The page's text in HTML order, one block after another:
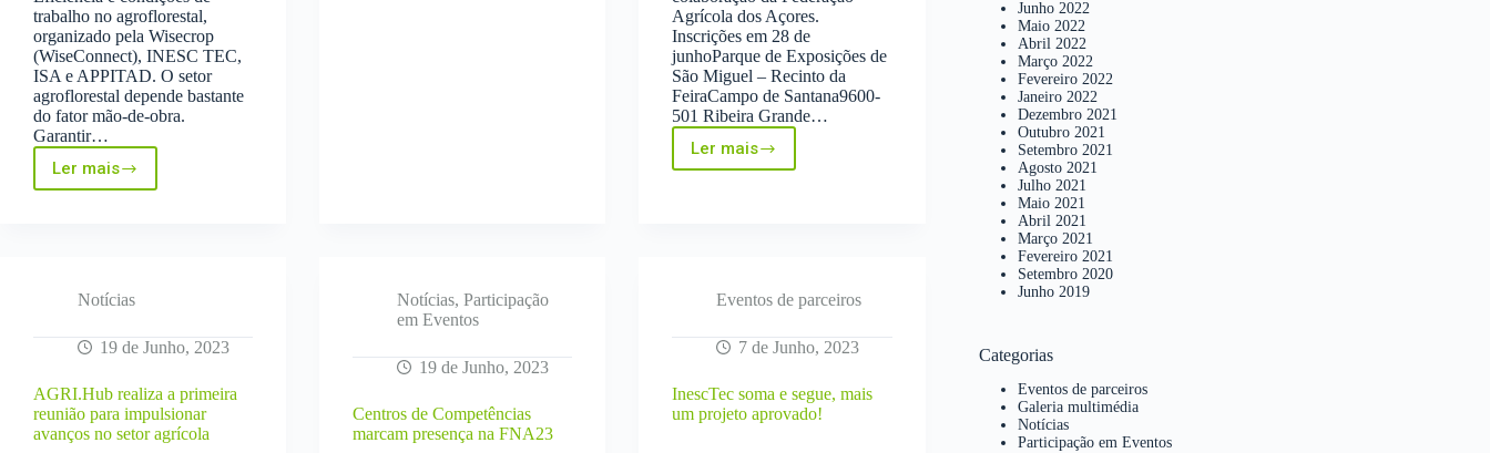
trabalho no agroflorestal,
organizado pela Wisecrop
(WiseConnect), INESC TEC,
ISA e APPITAD. O setor
agroflorestal depende bastante
do fator mão-de-obra.
Garantir…
Ler maisSeminário
AgWearCare
de
no
agroflorestal
Agrícola dos Açores.
Inscrições em 28 de
junhoParque de Exposições de
São Miguel – Recinto da
FeiraCampo de Santana9600-
501 Ribeira Grande…
Ler mais
A
Produção
e
de
Precisão
Notícias
19 de Junho, 2023
AGRI.Hub realiza a primeira
reunião para impulsionar
avanços no setor agrícola
Notícias,Participação
em Eventos
19 de Junho, 2023
Centros de Competências
marcam presença na FNA23
Eventos de parceiros
7 de Junho, 2023
InescTec soma e segue, mais
um projeto aprovado!
Junho 2022
Maio 2022
Abril 2022
Março 2022
Fevereiro 2022
Janeiro 2022
Dezembro 2021
Outubro 2021
Setembro 2021
Agosto 2021
Julho 2021
Maio 2021
Abril 2021
Março 2021
Fevereiro 2021
Setembro 2020
Junho 2019
Categorias
Eventos de parceiros
Galeria multimédia
Notícias
Participação em Eventos